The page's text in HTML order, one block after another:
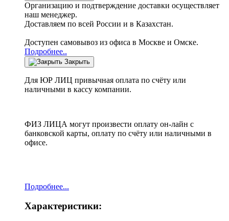
Организацию и подтверждение доставки осуществляет
наш менеджер.
Доставляем по всей России и в Казахстан.
Доступен самовывоз из офиса в Москве и Омске.
Подробнее..
Закрыть
Для ЮР ЛИЦ привычная оплата по счёту или
наличными в кассу компании.
ФИЗ ЛИЦА могут произвести оплату он-лайн с
банковской карты, оплату по счёту или наличными в
офисе.
Подробнее...
Характеристики: